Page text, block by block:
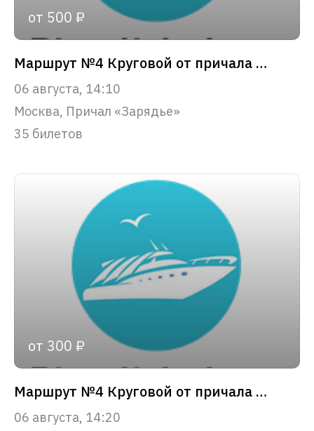
от 500 ₽
Маршрут №4 Круговой от причала «Зарядье»
06 августа, 14:10
Москва, Причал «Зарядье»
35 билетов
от 300 ₽
Маршрут №4 Круговой от причала «Зарядье»
06 августа, 14:20